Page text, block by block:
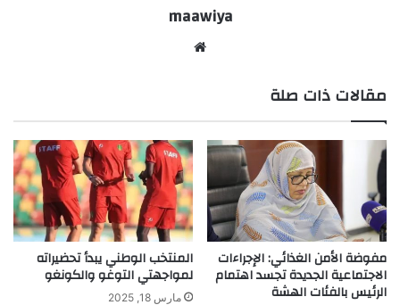
maawiya
مقالات ذات صلة
مفوضة الأمن الغذائي: الإجراءات
الاجتماعية الجديدة تجسد اهتمام
الرئيس بالفئات الهشة
المنتخب الوطني يبدأ تحضيراته
لمواجهتي التوغو والكونغو
مارس 18, 2025